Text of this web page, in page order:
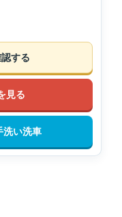
する
見る
洗い洗車